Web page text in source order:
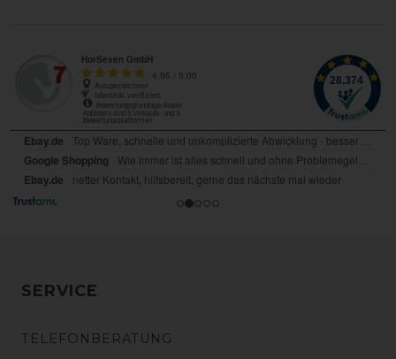
SERVICE
TELEFONBERATUNG